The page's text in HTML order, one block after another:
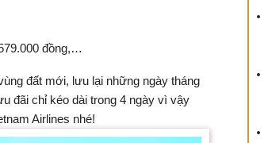
đồng,…
đất mới, lưu lại những ngày tháng
đãi chỉ kéo dài trong 4 ngày vì vậy
Airlines nhé!